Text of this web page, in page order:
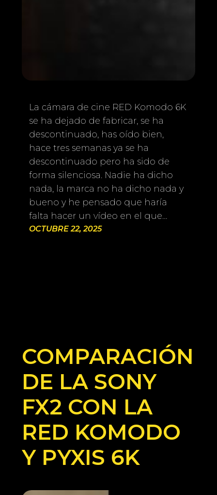
La cámara de cine RED Komodo 6K
se ha dejado de fabricar, se ha
descontinuado, has oído bien,
hace tres semanas ya se ha
descontinuado pero ha sido de
forma silenciosa. Nadie ha dicho
nada, la marca no ha dicho nada y
bueno y he pensado que haría
falta hacer un vídeo en el que…
OCTUBRE 22, 2025
COMPARACIÓN
DE LA SONY
FX2 CON LA
RED KOMODO
Y PYXIS 6K